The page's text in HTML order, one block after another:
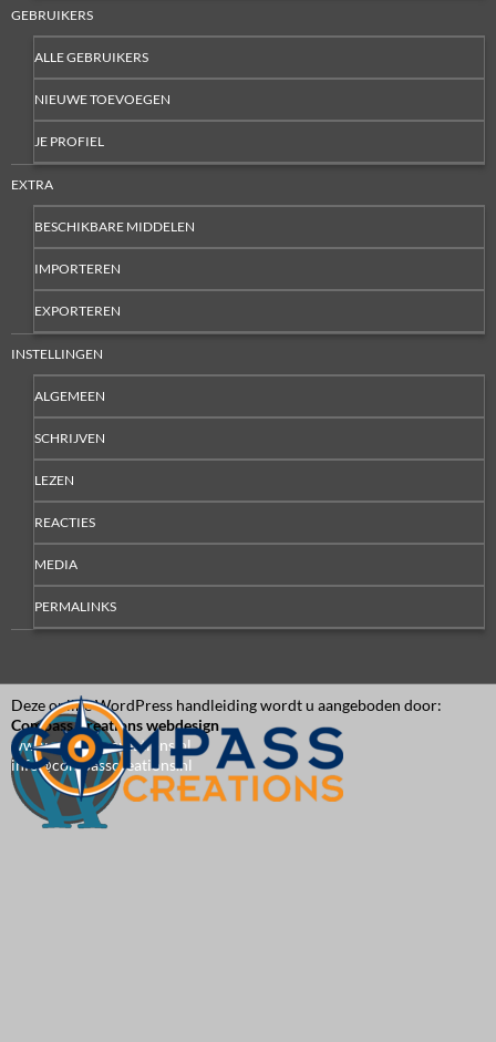
GEBRUIKERS
ALLE GEBRUIKERS
NIEUWE TOEVOEGEN
JE PROFIEL
EXTRA
BESCHIKBARE MIDDELEN
IMPORTEREN
EXPORTEREN
INSTELLINGEN
ALGEMEEN
SCHRIJVEN
LEZEN
REACTIES
MEDIA
PERMALINKS
Deze online WordPress handleiding wordt u aangeboden door:
Compass Creations webdesign
www.compasscreations.nl
info@compasscreations.nl